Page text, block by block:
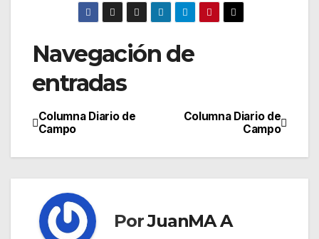
Navegación de
entradas
Columna Diario de
Campo
Columna Diario de
Campo
PorJuanMA A